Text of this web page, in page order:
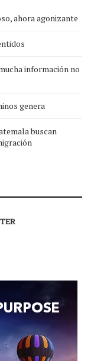
ahora agonizante
información no
genera
buscan